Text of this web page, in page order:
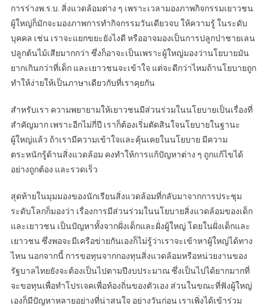
การร่างพ.ร.บ. สิ่งแวดล้อมต่าง ๆ เพราะเวลามองภาพกิจกรรมเยาวชน
ผู้ใหญ่ก็มักจะมองภาพการทำกิจกรรมวันเดียวจบ ให้ความรู้ ในระดับ
บุคคล เช่น เราจะแยกขยะยังไงดี หรืออาจมองเป็นการปลูกป่าชายเลน
ปลูกต้นไม้เสียมากกว่า ซึ่งก็อาจะเป็นเพราะผู้ใหญ่มองว่านโยบายมัน
ยากเกินกว่าที่เด็ก และเยาวชนจะเข้าใจ แต่จะดีกว่าไหมถ้านโยบายถูก
ทำให้ง่ายให้เป็นภาษาเดียวกับที่เราคุยกัน
สำหรับเรา ความพยายามให้เยาวชนมีส่วนร่วมในนโยบายเป็นเรื่องที่
สำคัญมาก เพราะอีกไม่กี่ปี เราก็ต้องเริ่มตัดสินใจนโยบายในฐานะ
ผู้ใหญ่แล้ว ถ้าเรามีความเข้าใจและคุ้นเคยในนโยบาย มีความ
ตระหนักรู้ด้านสิ่งแวดล้อม คงทำให้การแก้ปัญหาต่าง ๆ ถูกแก้ไขได้
อย่างถูกต้อง และรวดเร็ว
สุดท้ายในมุมมองของนักเรียนสิ่งแวดล้อมที่กลับมาจากการประชุม
ระดับโลกก็มองว่า เรื่องการมีส่วนร่วมในนโยบายสิ่งแวดล้อมของเด็ก
และเยาวชน เป็นปัญหาทั้งจากฝั่งเด็กและฝั่งผู้ใหญ่ โดยในฝั่งเด็กและ
เยาวชน ซึ่งพอจะมีเครือข่ายกันเองก็ไม่รู้ว่าเราจะเข้าหาผู้ใหญ่ได้ทาง
ไหน นอกจากนี้ การขอทุนจากกองทุนสิ่งแวดล้อมหรือหน่วยงานของ
รัฐบาลไทยยังจะต้องเป็นไปตามปีงบประมาณ ซึ่งเป็นไปได้ยากมากที่
จะขอทุนเพื่อทำโปรเจคเพื่อท้องถิ่นของตัวเอง ส่วนในขณะที่ฟังผู้ใหญ่
เองก็มีปัญหาหลายอย่างที่น่าสนใจ อย่างวันก่อน เราเพิ่งได้เข้าร่วม